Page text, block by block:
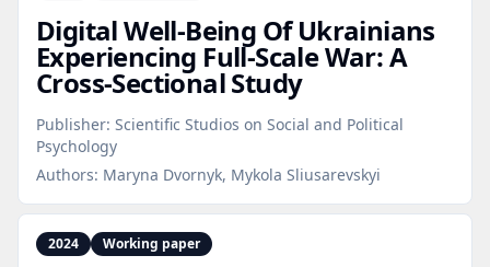
Digital Well‑Being Of Ukrainians
Experiencing Full‑Scale War: A
Cross‑Sectional Study
Publisher: Scientific Studios on Social and Political
Psychology
Authors: Maryna Dvornyk, Mykola Sliusarevskyi
2024 Working paper